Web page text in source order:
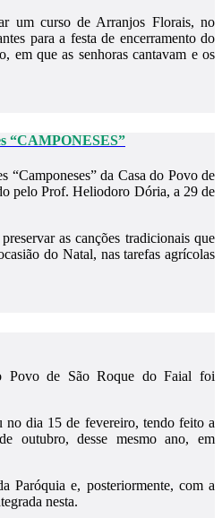
um curso de Arranjos Florais, no
para a festa de encerramento do
em que as senhoras cantavam e os
“CAMPONESES”
“Camponeses” da Casa do Povo de
pelo Prof. Heliodoro Dória, a 29 de
as canções tradicionais que
do Natal, nas tarefas agrícolas
Povo de São Roque do Faial foi
no dia 15 de fevereiro, tendo feito a
outubro, desse mesmo ano, em
Paróquia e, posteriormente, com a
nesta.